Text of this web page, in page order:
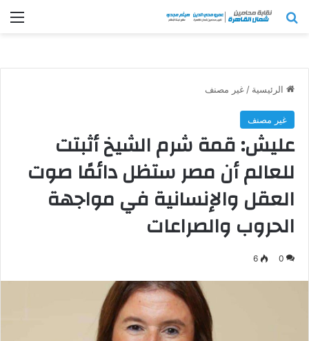
بحث عن
الرئيسية / غير مصنف
غير مصنف
عليش: قمة شرم الشيخ أثبتت
للعالم أن مصر ستظل دائمًا صوت
العقل والإنسانية في مواجهة
الحروب والصراعات
0
6